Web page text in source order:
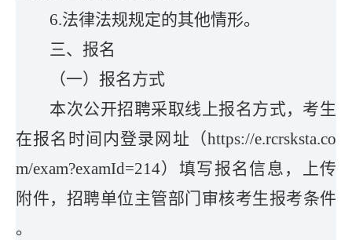
6.法律法规规定的其他情形。
三、报名
（一）报名方式
本次公开招聘采取线上报名方式， 考生
在报名时间内登录网址（https://e.rcrsksta.co
m/exam?examId=214）填写报名信息，上传
附件，招聘单位主管部门审核考生报考条件
。